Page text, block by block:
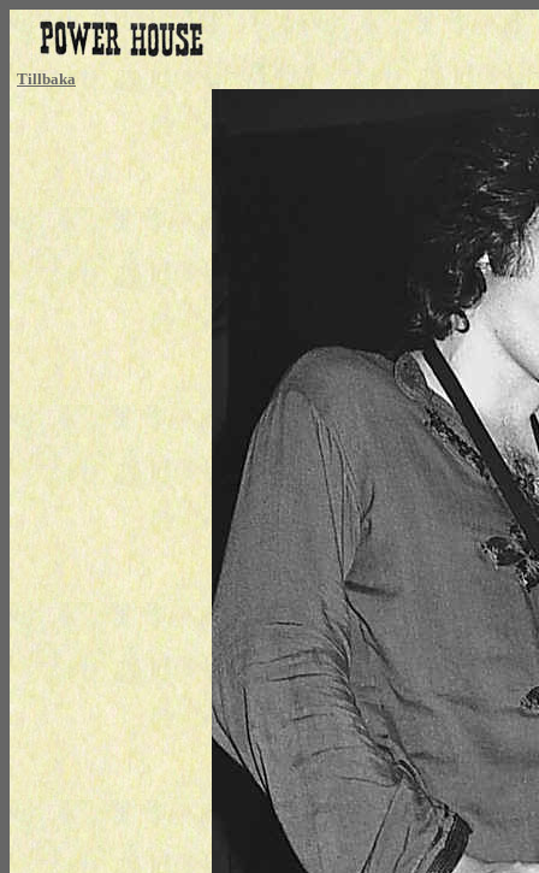
Tillbaka